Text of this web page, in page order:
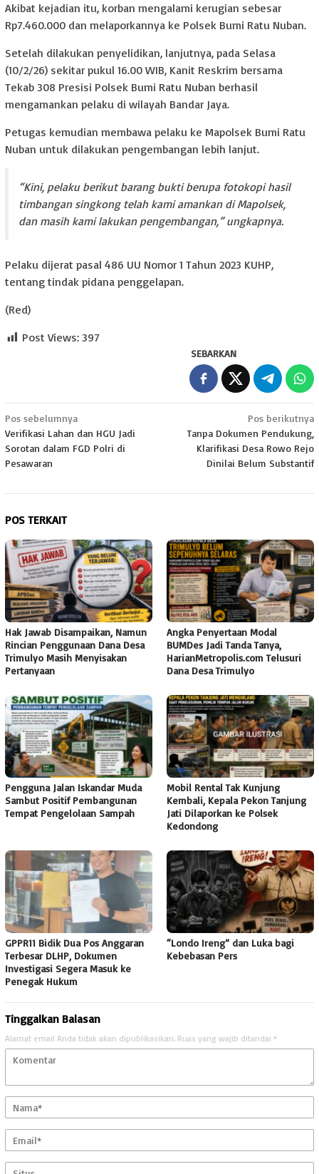
Akibat kejadian itu, korban mengalami kerugian sebesar
Rp7.460.000 dan melaporkannya ke Polsek Bumi Ratu Nuban.
Setelah dilakukan penyelidikan, lanjutnya, pada Selasa
(10/2/26) sekitar pukul 16.00 WIB, Kanit Reskrim bersama
Tekab 308 Presisi Polsek Bumi Ratu Nuban berhasil
mengamankan pelaku di wilayah Bandar Jaya.
Petugas kemudian membawa pelaku ke Mapolsek Bumi Ratu
Nuban untuk dilakukan pengembangan lebih lanjut.
“Kini, pelaku berikut barang bukti berupa fotokopi hasil
timbangan singkong telah kami amankan di Mapolsek,
dan masih kami lakukan pengembangan,” ungkapnya.
Pelaku dijerat pasal 486 UU Nomor 1 Tahun 2023 KUHP,
tentang tindak pidana penggelapan.
(Red)
Post Views: 397
SEBARKAN
Navigasi
pos
Pos sebelumnya
Verifikasi Lahan dan HGU Jadi
Sorotan dalam FGD Polri di
Pesawaran
Pos berikutnya
Tanpa Dokumen Pendukung,
Klarifikasi Desa Rowo Rejo
Dinilai Belum Substantif
POS TERKAIT
Hak Jawab Disampaikan, Namun
Rincian Penggunaan Dana Desa
Trimulyo Masih Menyisakan
Pertanyaan
Angka Penyertaan Modal
BUMDes Jadi Tanda Tanya,
HarianMetropolis.com Telusuri
Dana Desa Trimulyo
Pengguna Jalan Iskandar Muda
Sambut Positif Pembangunan
Tempat Pengelolaan Sampah
Mobil Rental Tak Kunjung
Kembali, Kepala Pekon Tanjung
Jati Dilaporkan ke Polsek
Kedondong
GPPR11 Bidik Dua Pos Anggaran
Terbesar DLHP, Dokumen
Investigasi Segera Masuk ke
Penegak Hukum
“Londo Ireng” dan Luka bagi
Kebebasan Pers
Tinggalkan Balasan
Alamat email Anda tidak akan dipublikasikan. Ruas yang wajib ditandai *